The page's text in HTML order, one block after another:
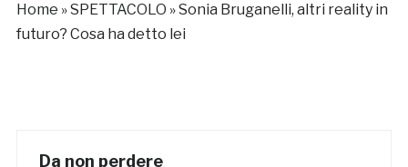
Home »SPETTACOLO »Sonia Bruganelli, altri reality in
futuro? Cosa ha detto lei
Da non perdere